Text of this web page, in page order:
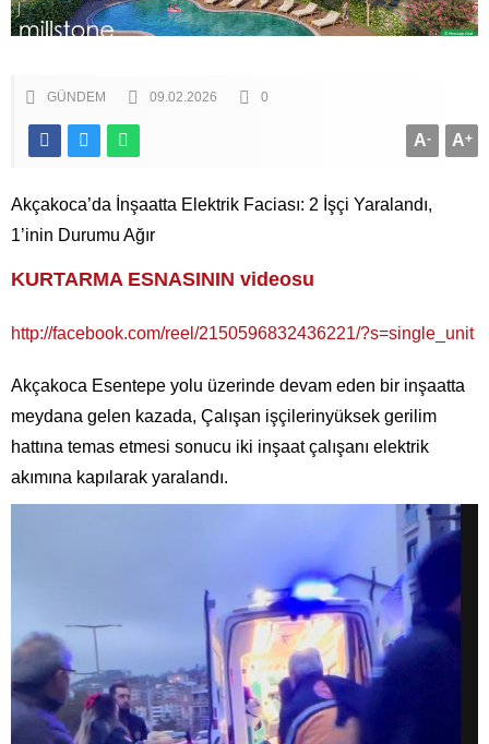
GÜNDEM 09.02.2026 0
A+
A-
Akçakoca’da İnşaatta Elektrik Faciası: 2 İşçi Yaralandı,
1’inin Durumu Ağır
KURTARMA ESNASININ videosu
http://facebook.com/reel/2150596832436221/?s=single_unit
Akçakoca Esentepe yolu üzerinde devam eden bir inşaatta
meydana gelen kazada, Çalışan işçilerinyüksek gerilim
hattına temas etmesi sonucu iki inşaat çalışanı elektrik
akımına kapılarak yaralandı.